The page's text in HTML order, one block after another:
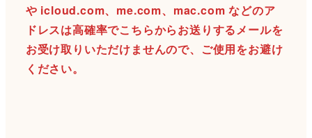
や icloud.com、me.com、mac.com などのア
ドレスは高確率でこちらからお送りするメールを
お受け取りいただけませんので、ご使用をお避け
ください。